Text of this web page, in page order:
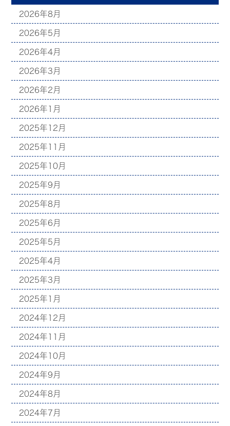
2026年8月
2026年5月
2026年4月
2026年3月
2026年2月
2026年1月
2025年12月
2025年11月
2025年10月
2025年9月
2025年8月
2025年6月
2025年5月
2025年4月
2025年3月
2025年1月
2024年12月
2024年11月
2024年10月
2024年9月
2024年8月
2024年7月